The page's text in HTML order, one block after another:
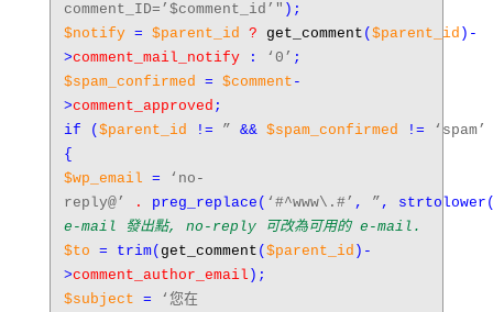
comment_ID=’$comment_id’" );
$notify = $parent_id ? get_comment ( $parent_id )-
>comment_mail_notify : ‘0’ ;
$spam_confirmed = $comment -
>comment_approved ;
if
( $parent_id != ” && $spam_confirmed !=
‘spam’
{
$wp_email =
‘no-
reply@’
. preg_replace ( ‘#^www\.#’ , ” , strtolower
e-mail 發出點, no-reply 可改為可用的 e-mail.
$to = trim( get_comment ( $parent_id )-
>comment_author_email );
$subject =
‘您在